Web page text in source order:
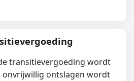
transitievergoeding wordt
onvrijwillig ontslagen wordt